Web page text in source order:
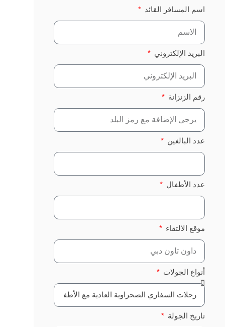
اسم المسافر القائد
البريد الإلكتروني
رقم الزنزانة
عدد البالغين
عدد الأطفال
موقع الالتقاء
أنواع الجولات
تاريخ الجولة